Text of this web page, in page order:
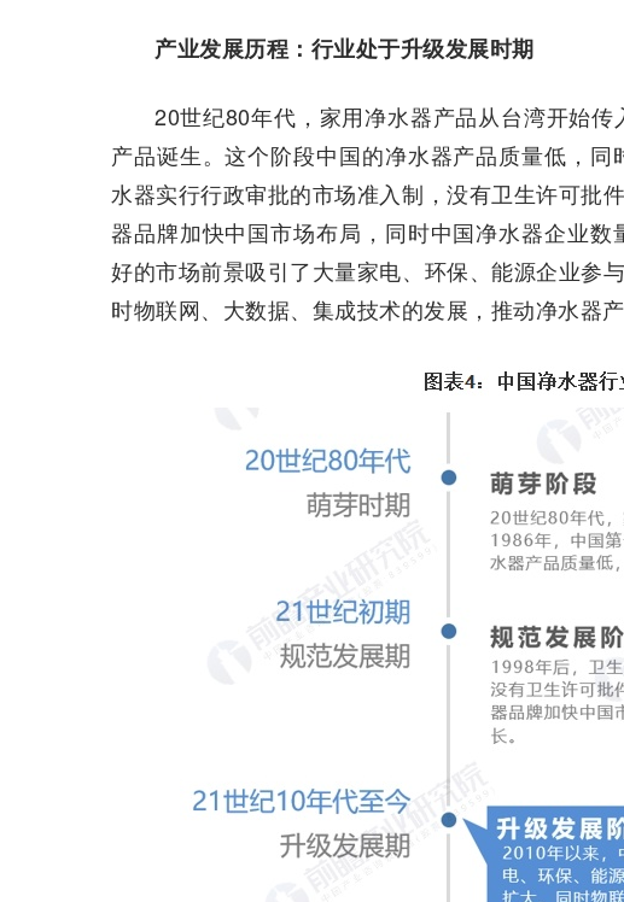
产业发展历程：行业处于升级发展时期
20世纪80年代，家用净水器产品从台湾开始
产品诞生。这个阶段中国的净水器产品质量低，
水器实行行政审批的市场准入制，没有卫生许可批
器品牌加快中国市场布局，同时中国净水器企业
好的市场前景吸引了大量家电、环保、能源企业参
时物联网、大数据、集成技术的发展，推动净水器